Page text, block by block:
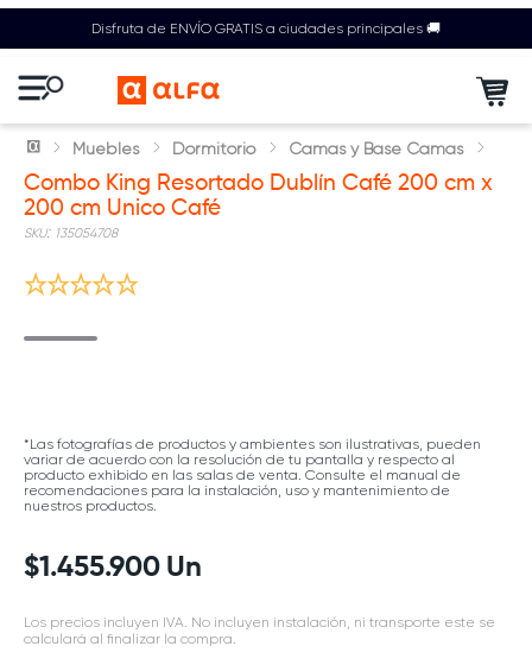
Disfruta de ENVÍO GRATIS a ciudades principales 🚚
Muebles Dormitorio Camas y Base Camas
Combo King Resortado Dublín Café 200 cm x
200 cm Unico Café
: 135054708
*Las fotografías de productos y ambientes son ilustrativas, pueden
variar de acuerdo con la resolución de tu pantalla y respecto al
producto exhibido en las salas de venta. Consulte el manual de
recomendaciones para la instalación, uso y mantenimiento de
nuestros productos.
$1 .455.900 Un
Los precios incluyen IVA. No incluyen instalación, ni transporte este se
calculará al finalizar la compra.